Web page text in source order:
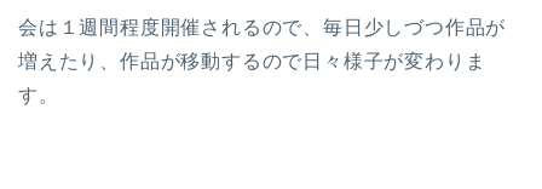
会は１週間程度開催されるので、毎日少しづつ作品が
増えたり、作品が移動するので日々様子が変わりま
す。